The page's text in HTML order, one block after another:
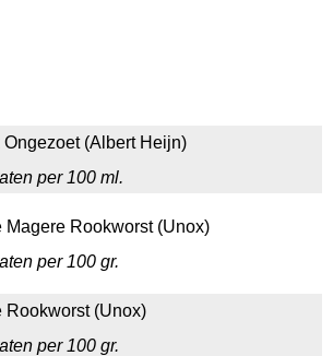
(Albert Heijn)
per 100 ml.
Magere Rookworst (Unox)
per 100 gr.
Rookworst (Unox)
per 100 gr.